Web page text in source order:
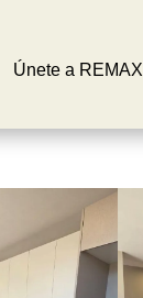
Únete a REMAX